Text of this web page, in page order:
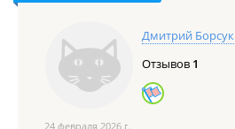
Дмитрий Борсук
Отзывов 1
24 февраля 2026 г.